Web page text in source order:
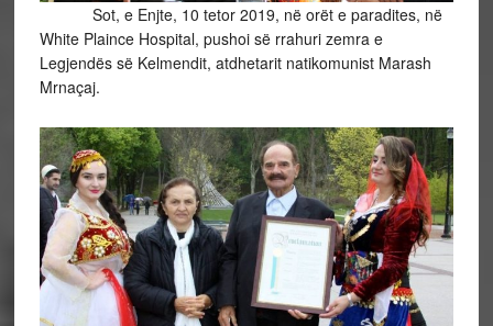
Sot, e Enjte, 10 tetor 2019, në orët e paradites, në
White Plaince Hospital, pushoi së rrahuri zemra e
Legjendës së Kelmendit, atdhetarit natikomunist Marash
Mrnaçaj.